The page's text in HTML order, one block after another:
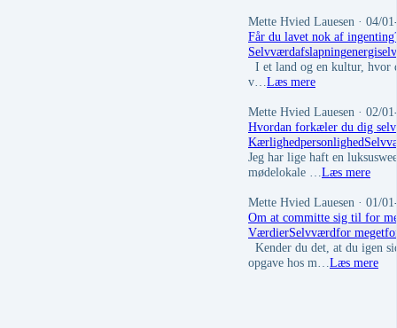
Mette Hvied Lauesen · 04/
Får du lavet nok af
Selvværdafslapningenergi
I et land og en kultur, hvor
v… Læs mere
Mette Hvied Lauesen · 02/
Hvordan forkæler du dig
Kærlighedpersonlighed
Jeg har lige haft en
mødelokale … Læs mere
Mette Hvied Lauesen · 01/
Om at committe sig til for
VærdierSelvværdfor meget
Kender du det, at du igen
opgave hos m… Læs mere